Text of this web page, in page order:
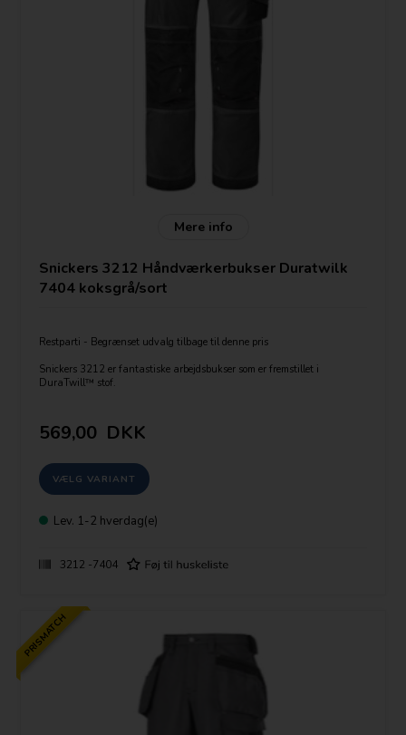
Mere info
Snickers 3212 Håndværkerbukser Duratwilk
7404 koksgrå/sort
Restparti - Begrænset udvalg tilbage til denne pris
Snickers 3212 er fantastiske arbejdsbukser som er fremstillet i
DuraTwill™ stof.
Plus en hel del lommer, bl.a. hylsterlommer og vinklet telefonrum
Livvidde ( cm/tomme er angivet)
Bukselængde:
S(kort) op til 158-169 cm høj
T(lang) :182-193)
569,00 DKK
Lev. 1-2 hverdag(e)
3212 -7404
PRISMATCH